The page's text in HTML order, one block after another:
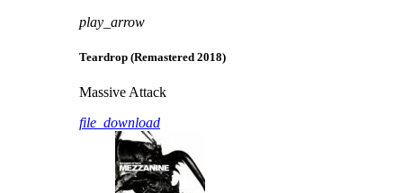
play_arrow
Teardrop (Remastered 2018)
Massive Attack
file_download